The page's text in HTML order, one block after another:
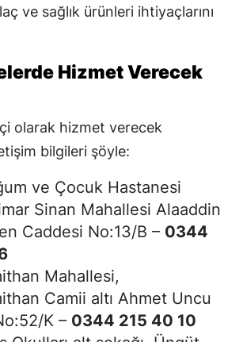
ve sağlık ürünleri ihtiyaçlarını
Hizmet Verecek
olarak hizmet verecek
bilgileri şöyle:
ve Çocuk Hastanesi
Sinan Mahallesi Alaaddin
Caddesi No:13/B – 0344
Mahallesi,
Camii altı Ahmet Uncu
K – 0344 215 40 10